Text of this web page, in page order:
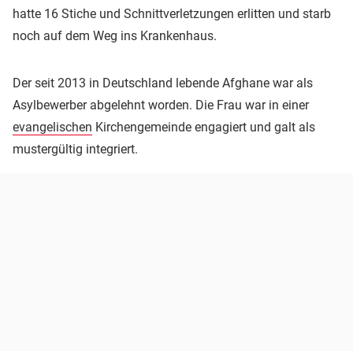
hatte 16 Stiche und Schnittverletzungen erlitten und starb
noch auf dem Weg ins Krankenhaus.
Der seit 2013 in Deutschland lebende Afghane war als
Asylbewerber abgelehnt worden. Die Frau war in einer
evangelischen Kirchengemeinde engagiert und galt als
mustergültig integriert.